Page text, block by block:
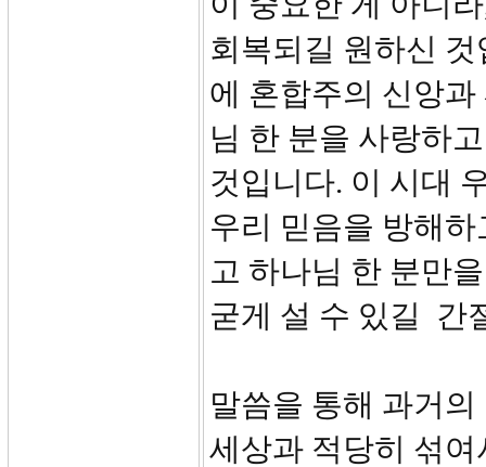
회복되길 원하신
에 혼합주의 신앙
님 한 분을 사랑하
것입니다. 이 시대
우리 믿음을 방해
고 하나님 한 분만
굳게 설 수 있길 간
말씀을 통해 과거
세상과 적당히 섞